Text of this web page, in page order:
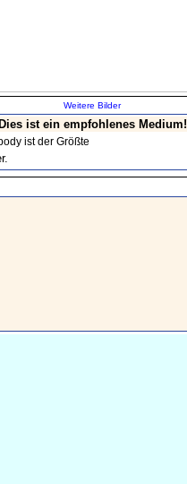
Weitere Bilder
Dies ist ein empfohlenes Medium!
ist der Größte